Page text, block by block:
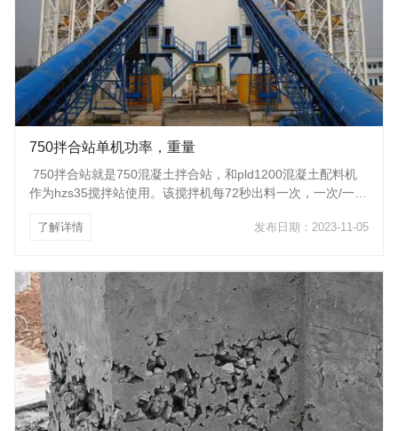
750拌合站单机功率，重量
750拌合站就是750混凝土拌合站，和pld1200混凝土配料机
作为hzs35搅拌站使用。该搅拌机每72秒出料一次，一次/一
村、城镇等中小型修路，建桥施工单位。 750拌合站每小时
一次的循环，它还要等运输车调整好位置，然后卸料，再上料
进行下一次循环，等还有其他一些花时间的工作。所以一
了解详情 发布日期：2023-11-05